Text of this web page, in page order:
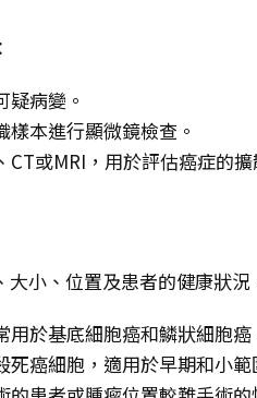
疑病變。
樣本進行顯微鏡檢查。
CT或MRI，用於評估癌症的擴
小、位置及患者的健康狀況
用於基底細胞癌和鱗狀細胞癌
死癌細胞，適用於早期和小範